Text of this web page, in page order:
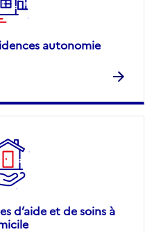
autonomie
d’aide et de soins à